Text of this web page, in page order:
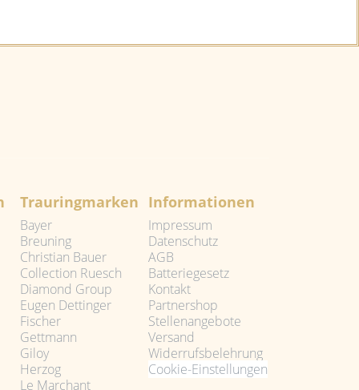
Trauringmarken
Bayer
Breuning
Christian Bauer
Collection Ruesch
Diamond Group
Eugen Dettinger
Fischer
Gettmann
Giloy
Herzog
Le Marchant
Informationen
Impressum
Datenschutz
AGB
Batteriegesetz
Kontakt
Partnershop
Stellenangebote
Versand
Widerrufsbelehrung
Cookie-Einstellungen